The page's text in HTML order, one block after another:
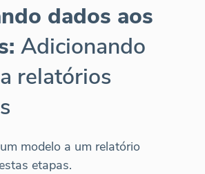
dados aos
Adicionando
relatórios
modelo a um relatório
etapas.